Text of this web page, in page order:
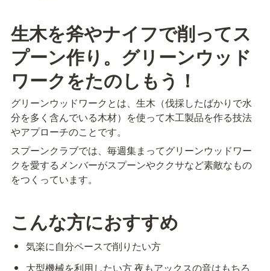
生木を斧やナイフで削ってス
プーン作り。グリーンウッド
ワークをたのしもう！
グリーンウッドワークとは、生木（伐採したばかりで水
分を多く含んでいる木材）を使って木工製品を作る技法
やアプローチのことです。
スプーンクラブでは、毎週集まってグリーンウッドワー
クを愛するメンバーがスプーンやククサなど素敵なもの
をつくっています。
こんな方におすすめ
気楽に自分ペースで削りたい方
大型機械を利用したい方 夜もアックスの音はもちろ